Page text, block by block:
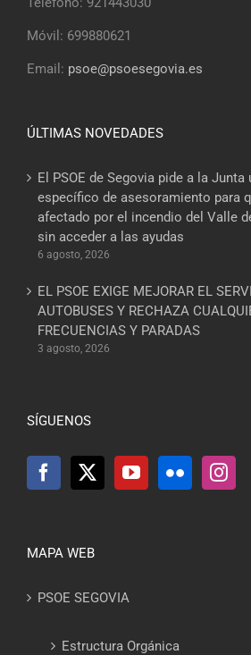
Móvil: 699880621
Email: psoe@psoesegovia.es
ÚLTIMAS NOVEDADES
El PSOE de Segovia pide a la
específico de asesoramiento para
afectado por el incendio del Valle
sin acceder a las ayudas
6 agosto, 2026
EL PSOE EXIGE MEJORAR EL
AUTOBUSES Y RECHAZA
FRECUENCIAS Y PARADAS
3 agosto, 2026
SÍGUENOS
MAPA WEB
PSOE SEGOVIA
Estructura Orgánica